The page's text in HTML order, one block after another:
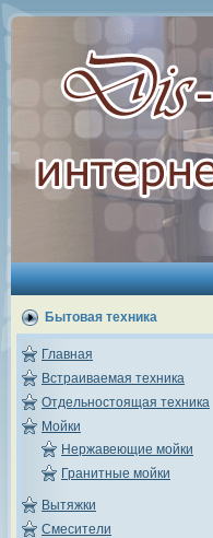
Бытовая техника
Главная
Встраиваемая техника
Отдельностоящая техника
Мойки
Нержавеющие мойки
Гранитные мойки
Вытяжки
Смесители